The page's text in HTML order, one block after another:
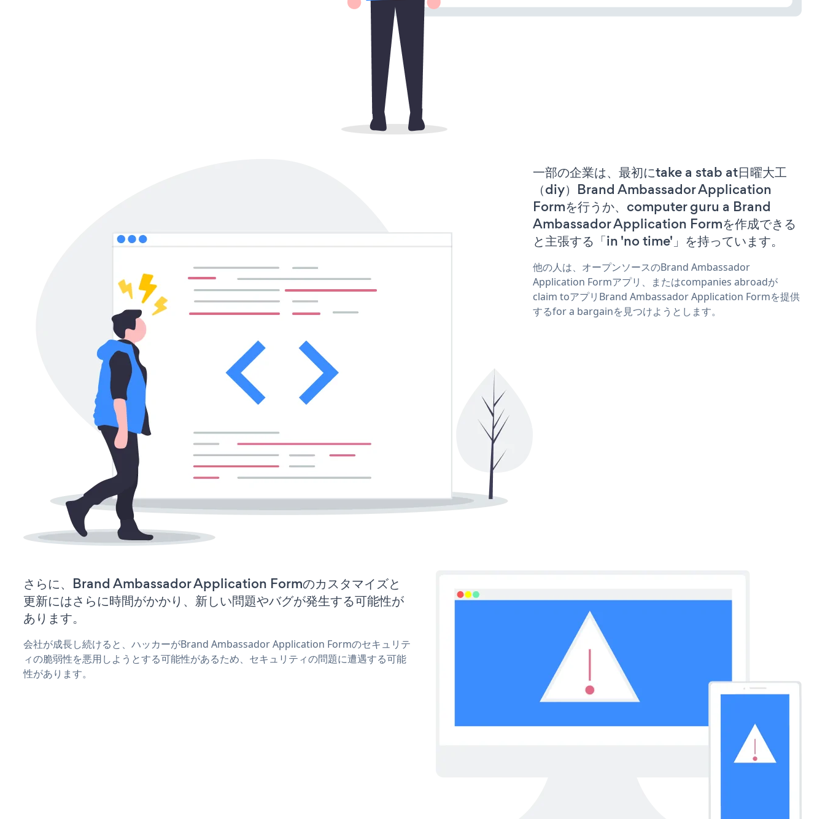
一部の企業は、最初にtake a stab at日曜大工
（diy）Brand Ambassador Application
Formを行うか、computer guru a Brand
Ambassador Application Formを作成できる
と主張する「in 'no time'」を持っています。
他の人は、オープンソースのBrand Ambassador
Application Formアプリ、またはcompanies abroadが
claim toアプリBrand Ambassador Application Formを提供
するfor a bargainを見つけようとします。
さらに、Brand Ambassador Application Formのカスタマイズと
更新にはさらに時間がかかり、新しい問題やバグが発生する可能性が
あります。
会社が成長し続けると、ハッカーがBrand Ambassador Application Formのセキュリテ
ィの脆弱性を悪用しようとする可能性があるため、セキュリティの問題に遭遇する可能
性があります。